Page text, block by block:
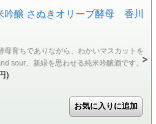
吟醸 さぬきオリーブ酵母 香川
母育ちでありながら、わかいマスカットを
sour、新緑を思わせる純米吟醸酒です。
)